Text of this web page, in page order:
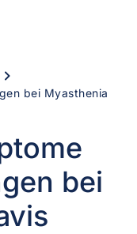
bei Myasthenia
bei